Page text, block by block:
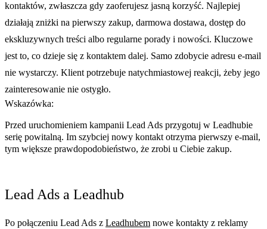
kontaktów, zwłaszcza gdy zaoferujesz jasną korzyść. Najlepiej
działają zniżki na pierwszy zakup, darmowa dostawa, dostęp do
ekskluzywnych treści albo regularne porady i nowości. Kluczowe
jest to, co dzieje się z kontaktem dalej. Samo zdobycie adresu e-mail
nie wystarczy. Klient potrzebuje natychmiastowej reakcji, żeby jego
zainteresowanie nie ostygło.
Wskazówka:
Przed uruchomieniem kampanii Lead Ads przygotuj w Leadhubie
serię powitalną. Im szybciej nowy kontakt otrzyma pierwszy e-mail,
tym większe prawdopodobieństwo, że zrobi u Ciebie zakup.
Lead Ads a Leadhub
Po połączeniu Lead Ads z Leadhubem nowe kontakty z reklamy